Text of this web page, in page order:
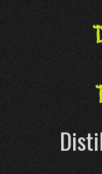
content